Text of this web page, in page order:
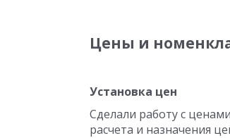
Цены и
Установка цен
Сделали работу с
расчета и назначения